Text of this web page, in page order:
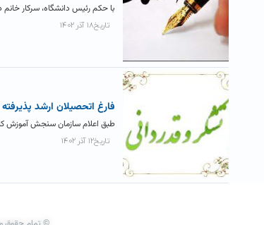
با حکم رئیس دانشگاه، سرکار
تاریخ۱۸ آذر ۱۴۰۲
فارغ اتحصيلان ارشد
طبق اعلام سازمان سنجش آموزش کشور تعداد ۱۵نفر از فارغ التحصیلان کارشناسی ارشد دانشکده
تاریخ۱۲ آذر ۱۴۰۲